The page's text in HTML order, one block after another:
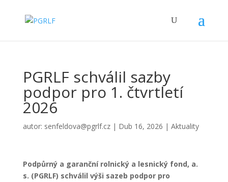
PGRLF schválil sazby
podpor pro 1. čtvrtletí
2026
autor: senfeldova@pgrlf.cz| Dub 16, 2026 | Aktuality
Podpůrný a garanční rolnický a lesnický fond, a.
s. (PGRLF) schválil výši sazeb podpor pro